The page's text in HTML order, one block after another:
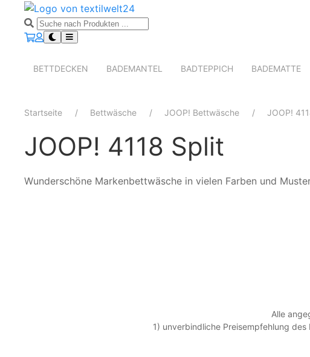
BETTDECKEN BADEMANTEL BADTEPPICH BADEMATTE
Startseite Bettwäsche JOOP! Bettwäsche JOOP!
JOOP! 4118 Split
Wunderschöne Markenbettwäsche in vielen Farben und
Alle
1) unverbindliche Preisempfehlung